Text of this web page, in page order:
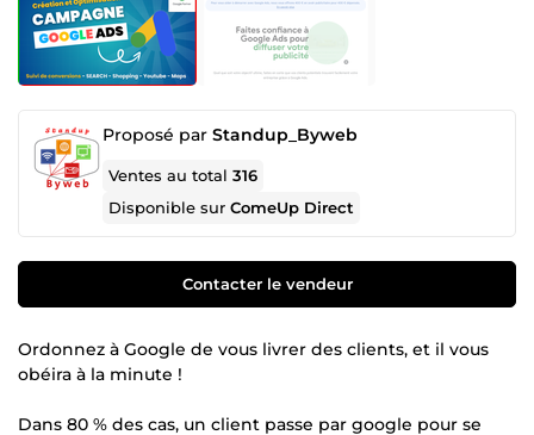
Proposé par Standup_Byweb
Ventes au total316
Disponible surComeUp Direct
Contacter le vendeur
Ordonnez à Google de vous livrer des clients, et il vous
obéira à la minute !
Dans 80 % des cas, un client passe par google pour se